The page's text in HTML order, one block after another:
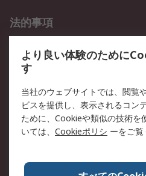
法的事項
クッキーポリシー
RSについて
会社概要
プレスリリース＆お知ら
全世界のRS
より良い体験のために
す
当社のウェブサイトでは、閲覧
ビスを提供し、表示されるコン
ために、Cookieや類似の技術を
いては、 Cookieポリシ ーをご覧